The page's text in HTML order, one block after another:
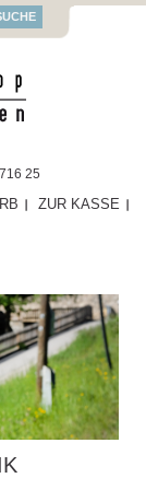
25
ZUR KASSE